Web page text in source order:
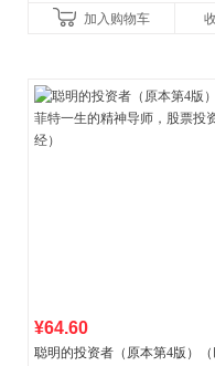
加入购物车
¥64.60
聪明的投资者（原本第4版）